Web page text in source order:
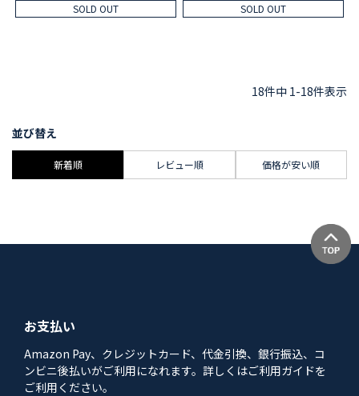
SOLD OUT SOLD OUT
並び替え
新着順 レビュー順 価格が安い順
18件中 1-18件表示
お支払い
Amazon Pay、クレジットカード、代金引換、銀行振込、コ
ンビニ後払いがご利用になれます。詳しくはご利用ガイドを
ご利用ください。